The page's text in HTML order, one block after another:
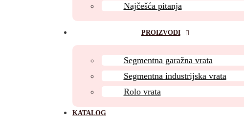
Najčešća pitanja
PROIZVODI
Segmentna garažna vrata
Segmentna industrijska vrata
Rolo vrata
KATALOG